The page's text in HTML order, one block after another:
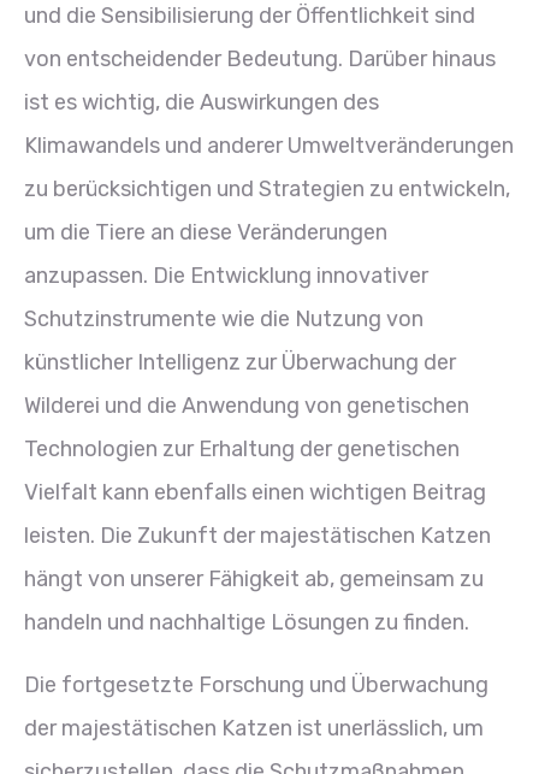
und die Sensibilisierung der Öffentlichkeit sind
von entscheidender Bedeutung. Darüber hinaus
ist es wichtig, die Auswirkungen des
Klimawandels und anderer Umweltveränderungen
zu berücksichtigen und Strategien zu entwickeln,
um die Tiere an diese Veränderungen
anzupassen. Die Entwicklung innovativer
Schutzinstrumente wie die Nutzung von
künstlicher Intelligenz zur Überwachung der
Wilderei und die Anwendung von genetischen
Technologien zur Erhaltung der genetischen
Vielfalt kann ebenfalls einen wichtigen Beitrag
leisten. Die Zukunft der majestätischen Katzen
hängt von unserer Fähigkeit ab, gemeinsam zu
handeln und nachhaltige Lösungen zu finden.
Die fortgesetzte Forschung und Überwachung
der majestätischen Katzen ist unerlässlich, um